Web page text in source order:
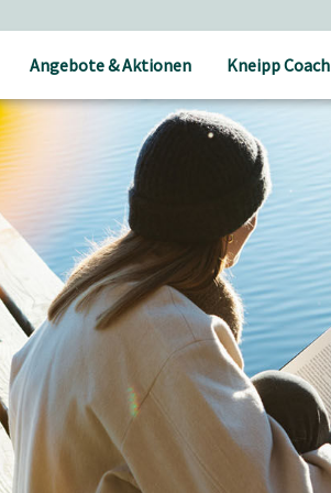
Angebote & Aktionen Kneipp Coach